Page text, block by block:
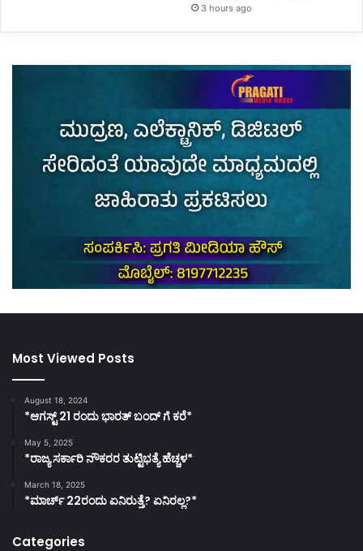
3 hours ago
Most Viewed Posts
August 18, 2024
*ಆಗಸ್ಟ್ 21 ರಂದು ಭಾರತ್‌ ಬಂದ್‌ ಗೆ ಕರೆ*
May 5, 2025
*ರಾಜ್ಯ ಸರ್ಕಾರಿ ನೌಕರರ ತುಟ್ಟಿಭತ್ಯೆ ಹೆಚ್ಚಳ*
March 18, 2025
*ಮಾರ್ಚ್ 22ರಂದು ಏನಿರುತ್ತೆ? ಏನಿರಲ್ಲ?*
Categories